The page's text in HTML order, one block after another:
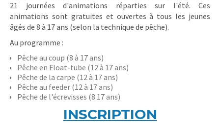
21 journées d'animations réparties sur l'été. Ces
animations sont gratuites et ouvertes à tous les jeunes
âgés de 8 à 17 ans (selon la technique de pêche).
Au programme :
Pêche au coup (8 à 17 ans)
Pêche en Float-tube (12 à 17 ans)
Pêche de la carpe (12 à 17 ans)
Pêche au feeder (12 à 17 ans)
Pêche de l'écrevisses (8 17 ans)
INSCRIPTION